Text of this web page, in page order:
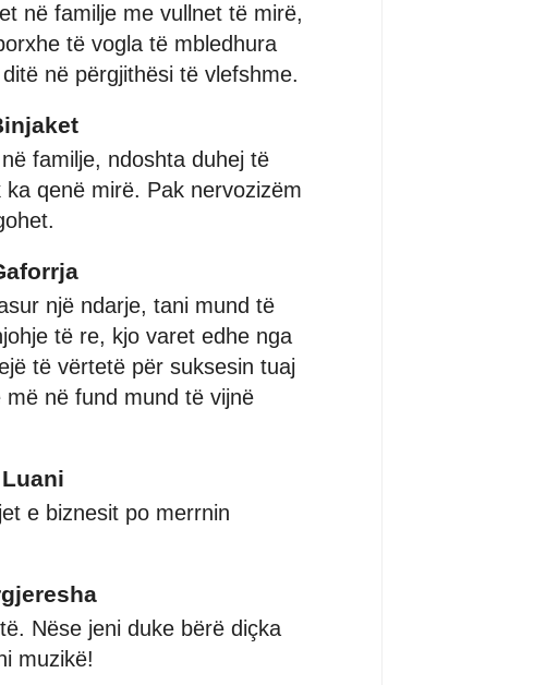
në familje me vullnet të mirë,
të vogla të mbledhura
në përgjithësi të vlefshme.
familje, ndoshta duhej të
qenë mirë. Pak nervozizëm
një ndarje, tani mund të
të re, kjo varet edhe nga
të vërtetë për suksesin tuaj
në fund mund të vijnë
Luani
e biznesit po merrnin
Nëse jeni duke bërë diçka
muzikë!